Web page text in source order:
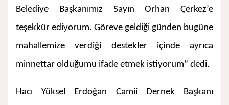
Belediye Başkanımız Sayın Orhan Çerkez’e
teşekkür ediyorum. Göreve geldiği günden bugüne
mahallemize verdiği destekler içinde ayrıca
minnettar olduğumu ifade etmek istiyorum” dedi.
Hacı Yüksel Erdoğan Camii Dernek Başkanı